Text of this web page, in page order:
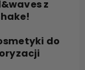
z
do